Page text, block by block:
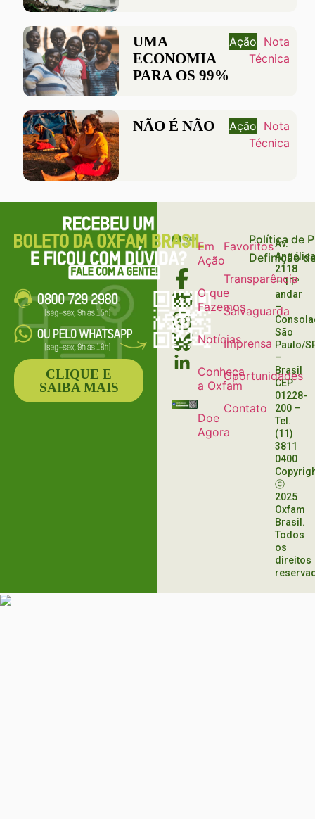
UMA
ECONOMIA
PARA OS 99%
Ação Nota
Técnica
NÃO É NÃO Ação Nota
Técnica
Em
Ação
O que
Fazemos
Notícias
Conheça
a Oxfam
Doe
Agora
Favoritos
Transparência
Salvaguarda
Imprensa
Oportunidades
Contato
Política de
Definição
Av.
2118
– 11º
andar
–
São
Paulo/
–
Brasil
CEP
01228-
200 –
Tel.
(11)
3811
0400
ⓒ
2025
Oxfam
Brasil.
Todos
os
direitos
CLIQUE E
SAIBA MAIS